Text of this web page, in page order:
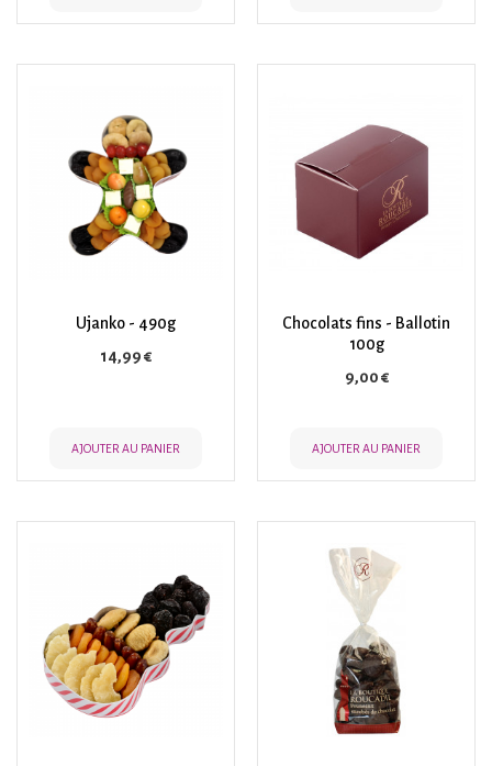
Ujanko - 490g
Prix
14,99 €
AJOUTER AU PANIER
Chocolats fins - Ballotin
100g
Prix
9,00 €
AJOUTER AU PANIER